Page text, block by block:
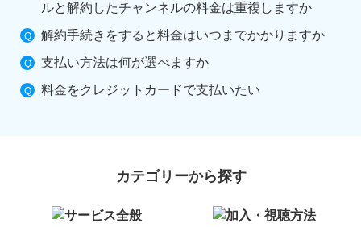
ルと解約したチャンネルの料金は重複しますか
解約手続きをすると料金はいつまでかかりますか
支払い方法は何が選べますか
料金をクレジットカードで支払いたい
カテゴリーから探す